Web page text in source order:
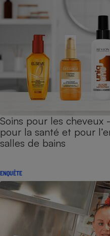
Soins pour les cheveux
pour la santé et pour
salles de bains
ENQUÊTE